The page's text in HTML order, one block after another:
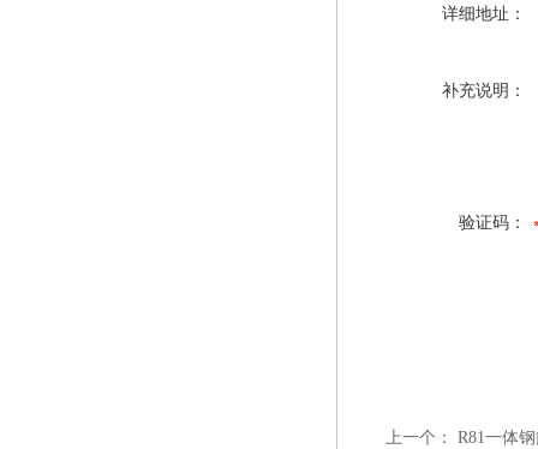
详细地址：
补充说明：
验证码：
上一个： R81一体